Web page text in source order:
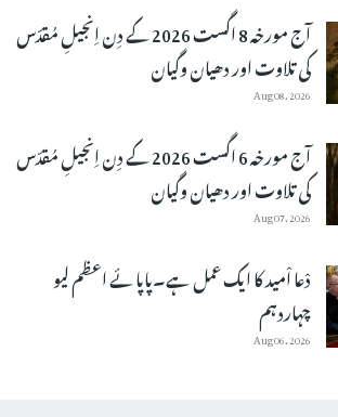
آج مورخہ 8 اگست 2026 کے دِن اِنجیلِ مُقدّس
کی تلاوت اور دھیان وگیان
Aug 08, 2026
آج مورخہ 6 اگست 2026 کے دِن اِنجیلِ مُقدّس
کی تلاوت اور دھیان وگیان
Aug 07, 2026
دْعا اْمید کا ایک عمل ہے۔پاپائے اعظم لیو
چہاردہم
Aug 06, 2026